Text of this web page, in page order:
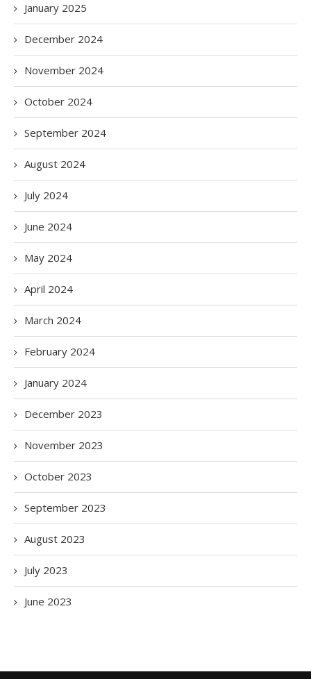
January 2025
December 2024
November 2024
October 2024
September 2024
August 2024
July 2024
June 2024
May 2024
April 2024
March 2024
February 2024
January 2024
December 2023
November 2023
October 2023
September 2023
August 2023
July 2023
June 2023